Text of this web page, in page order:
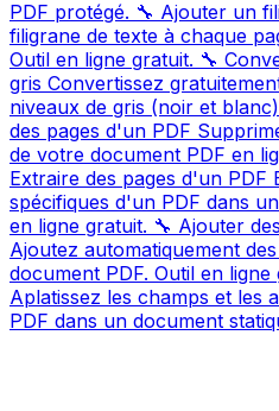
PDF protégé. 🔧 Ajouter un
filigrane de texte à chaque
Outil en ligne gratuit. 🔧
gris Convertissez
niveaux de gris (noir et
des pages d'un PDF
de votre document PDF en
Extraire des pages d'un PDF
spécifiques d'un PDF dans
en ligne gratuit. 🔧 Ajouter
Ajoutez automatiquement
document PDF. Outil en ligne
Aplatissez les champs et les
PDF dans un document